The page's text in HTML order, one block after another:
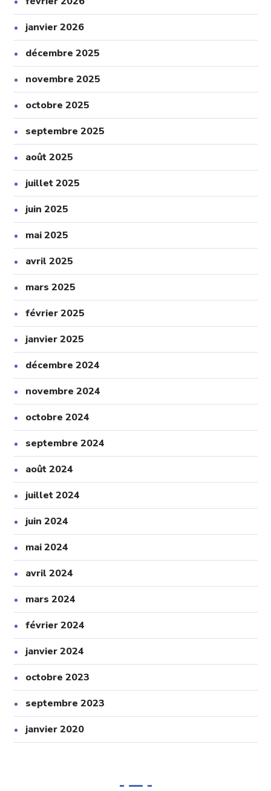
janvier 2026
décembre 2025
novembre 2025
octobre 2025
septembre 2025
août 2025
juillet 2025
juin 2025
mai 2025
avril 2025
mars 2025
février 2025
janvier 2025
décembre 2024
novembre 2024
octobre 2024
septembre 2024
août 2024
juillet 2024
juin 2024
mai 2024
avril 2024
mars 2024
février 2024
janvier 2024
octobre 2023
septembre 2023
janvier 2020